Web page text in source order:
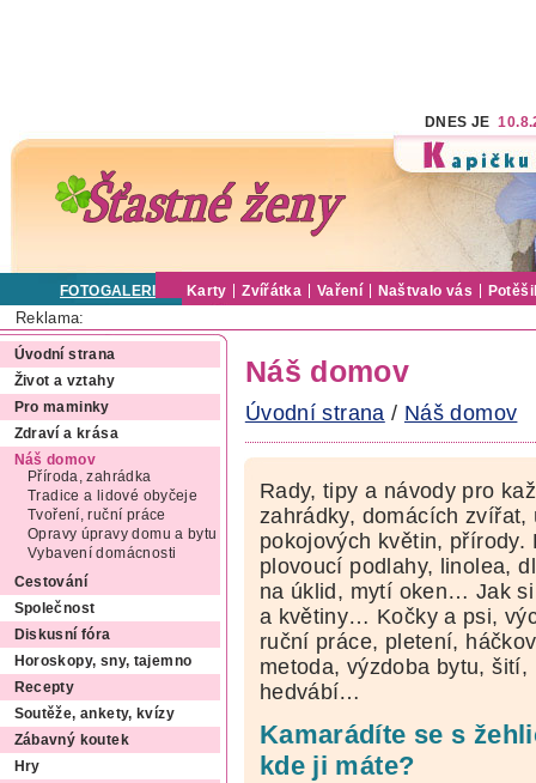
DNES JE
FOTOGALERIE Karty Zvířátka Vaření Naštvalo vás
Reklama:
Úvodní strana
Život a vztahy
Pro maminky
Zdraví a krása
Náš domov
Příroda, zahrádka
Tradice a lidové obyčeje
Tvoření, ruční práce
Opravy úpravy domu a bytu
Vybavení domácnosti
Cestování
Společnost
Diskusní fóra
Horoskopy, sny, tajemno
Recepty
Soutěže, ankety, kvízy
Zábavný koutek
Hry
Náš domov
Úvodní strana / Náš domov
Rady, tipy a návody pro
zahrádky, domácích
pokojových květin,
plovoucí podlahy, linolea,
na úklid, mytí oken… Jak
a květiny… Kočky a psi,
ruční práce, pletení,
metoda, výzdoba bytu,
hedvábí…
Kamarádíte se s
kde ji máte?